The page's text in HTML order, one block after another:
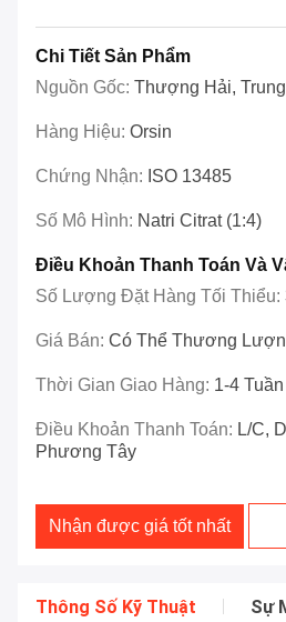
Chi Tiết Sản Phẩm
Nguồn Gốc: Thượng Hải,
Hàng Hiệu: Orsin
Chứng Nhận: ISO 13485
Số Mô Hình: Natri Citrat (1:4)
Điều Khoản Thanh Toán Và
Số Lượng Đặt Hàng Tối Thiểu:
Giá Bán: Có Thể Thương
Thời Gian Giao Hàng: 1-4 Tuần
Điều Khoản Thanh Toán: L/C,
Phương Tây
Nhận được giá tốt nhất
Thông Số Kỹ Thuật Sự